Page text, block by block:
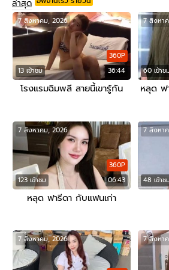
ล่าสุด
13 เข้าชม 36:44
360P
7 สิงหาคม, 2026
โรงแรมฉิมพลี สายนี้เขารู้กัน
60 เข้าช
7 สิงหา
หลุด ฟ
123 เข้าชม 06:43
360P
7 สิงหาคม, 2026
หลุด ฟารีดา กับแฟนเก่า
48 เข้าช
7 สิงหา
7 สิงหาคม, 2026 7 สิงหา